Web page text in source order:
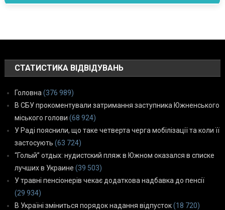
СТАТИСТИКА ВІДВІДУВАНЬ
Головна (376 989)
В СБУ прокоментували затримання заступника Южненського
міського голови (68 924)
У Раді пояснили, що таке четверта черга мобілізації та коли її
застосують (63 724)
“Голый” отдых: нудистский пляж в Южном оказался в списке
лучших в Украине (39 503)
У травні пенсіонерів чекає додаткова надбавка до пенсії
(29 934)
В Україні зміниться порядок надання відпусток(18 720)